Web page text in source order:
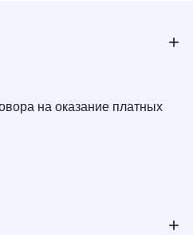
+
на оказание платных
+